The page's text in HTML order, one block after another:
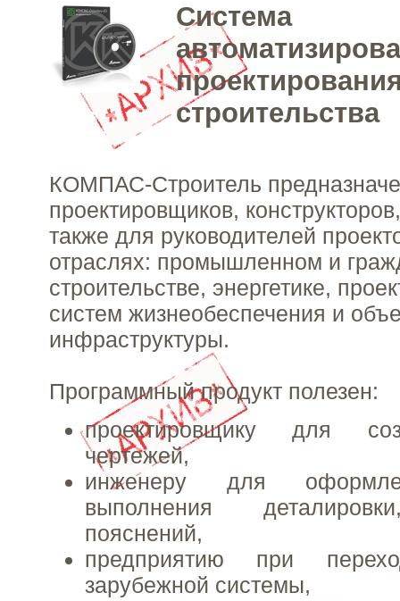
Система
строительства
КОМПАС-Строитель
проектировщиков,
также для руководителей
отраслях: промышленном и
строительстве, энергетике,
систем жизнеобеспечения и
инфраструктуры.
Программный продукт полезен:
проектировщику для
чертежей,
инженеру для
выполнения
пояснений,
предприятию при
зарубежной системы,